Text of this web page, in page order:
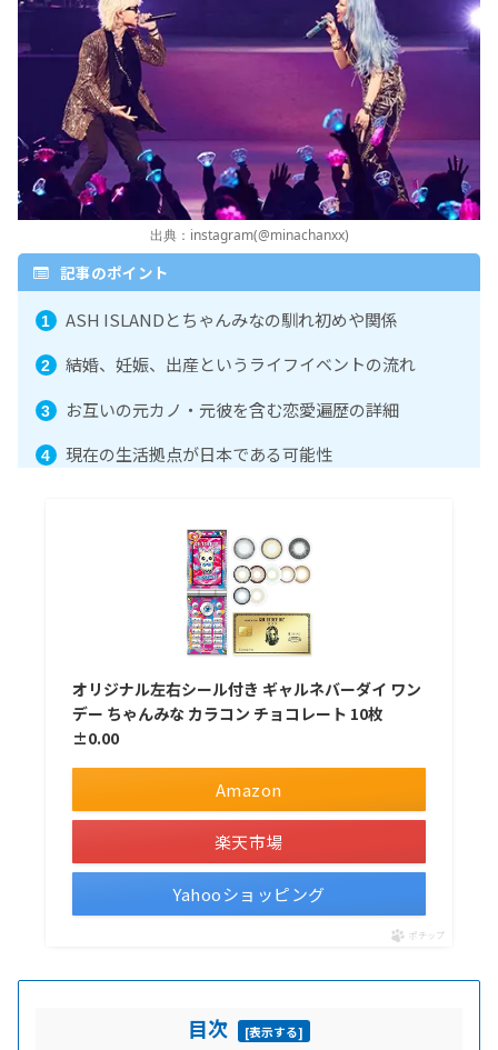
出典：instagram(@minachanxx)
記事のポイント
ASH ISLANDとちゃんみなの馴れ初めや関係
結婚、妊娠、出産というライフイベントの流れ
お互いの元カノ・元彼を含む恋愛遍歴の詳細
現在の生活拠点が日本である可能性
オリジナル左右シール付き ギャルネバーダイ ワン
デー ちゃんみな カラコン チョコレート 10枚
±0.00
Amazon
楽天市場
Yahooショッピング
ポチップ
目次 [表示する]